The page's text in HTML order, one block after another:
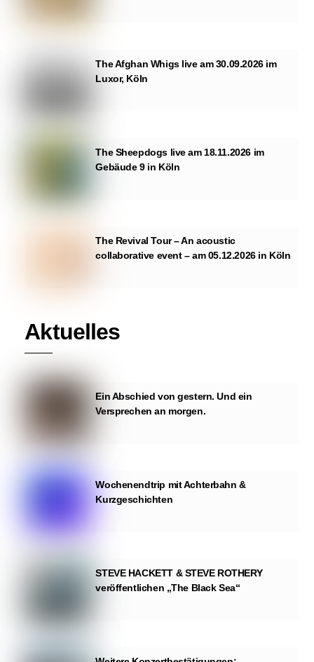
The Afghan Whigs live am 30.09.2026 im
Luxor, Köln
The Sheepdogs live am 18.11.2026 im
Gebäude 9 in Köln
The Revival Tour – An acoustic
collaborative event – am 05.12.2026 in Köln
Aktuelles
Ein Abschied von gestern. Und ein
Versprechen an morgen.
Wochenendtrip mit Achterbahn &
Kurzgeschichten
STEVE HACKETT & STEVE ROTHERY
veröffentlichen „The Black Sea“